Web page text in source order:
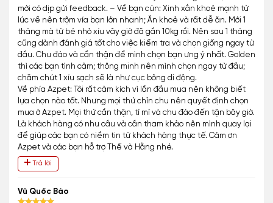
mới có dịp gửi feedback. – Về bạn cún: Xinh xắn khoẻ mạnh từ
lúc về nên trộm vía bạn lớn nhanh; Ăn khoẻ và rất dễ ăn. Mới 1
tháng mà từ bé nhỏ xíu vây giờ đã gần 10kg rồi. Nên sau 1 tháng
cũng dành đánh giá tốt cho việc kiểm tra và chọn giống ngay từ
đầu. Chu đáo và cẩn thận để mình chọn bạn ưng ý nhất. Golden
thì các bạn tình cảm; thông minh nên mình chọn ngay từ đầu;
chăm chút 1 xíu sạch sẽ là như cục bông di động.
Về phía Azpet: Tôi rất cảm kích vì lần đầu mua nên không biết
lựa chọn nào tốt. Nhưng mọi thứ chỉn chu nên quyết định chọn
mua ở Azpet. Mọi thứ cần thận, tỉ mỉ và chu đáo đến tận bây giờ.
Là khách hàng có nhu cầu và cần tham khảo nên mình quay lại
để giúp các bạn có niềm tin từ khách hàng thực tế. Cảm ơn
Azpet và các bạn hỗ trợ Thế và Hằng nhé.
Trả lời
Vũ Quốc Bảo